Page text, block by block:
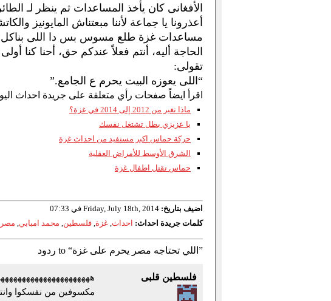
الأفغانى كان يأخذ المساعدات ثم ينظر لـ
أعذرونا يا جماعة لأننا مبعتناش المايونيز
مساعدات غزة طلع مسوس بس دا اللى بناكل
الحاجة أليه، أنتم فعلاً عندكم حق، أحنا كنا
تقولى:
“اللى يعوزه البيت يحرم ع الجامع.”
اقرأ ايضاً صفحات رأي متعلقة على جريدة احداث
ماذا تغير من 2012 إلى 2014 في غزة؟
يا عزيزي بطل تشتغل نفسك
حركة حماس اكبر مستفيد من احداث غزة
الشرق الأوسط للأمراض العقلية
حماس تقتل اطفال غزة
اضيف بتاريخ:
كلمات جريدة احداث: احداث, غزة, فلسطين, محمد امبابي, مصر
ردود to “اللي تحتاجه مصر يحرم على غزة”
فلسطين قلبى
مكسوفين من نفسكوا